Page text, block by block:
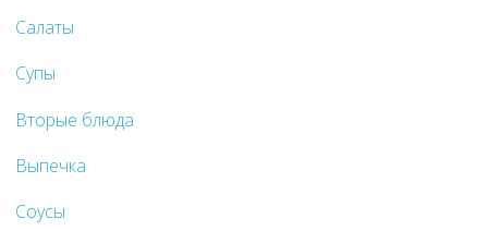
Салаты
Супы
Вторые блюда
Выпечка
Соусы